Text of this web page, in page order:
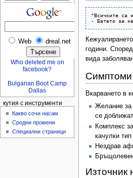
"Всичките са
години.
вида
Симптоми
Вкарването в
Желание за
се
Комплекс
качулки
Нездрав
Източник
Web dreal.net
Who deleted me on
facebook?
Bulgarian Boot Camp
Dallas
кутия с инструменти
Какво сочи насам
Сродни промени
Специални страници